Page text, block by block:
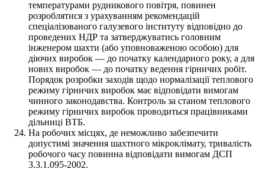
температурами рудникового повітря, повинен
розроблятися з урахуванням рекомендацій
спеціалізованого галузевого інституту відповідно до
проведених НДР та затверджуватись головним
інженером шахти (або уповноваженою особою) для
діючих виробок — до початку календарного року, а для
нових виробок — до початку ведення гірничих робіт.
Порядок розробки заходів щодо нормалізації теплового
режиму гірничих виробок має відповідати вимогам
чинного законодавства. Контроль за станом теплового
режиму гірничих виробок проводиться працівниками
дільниці ВТБ.
На робочих місцях, де неможливо забезпечити
допустимі значення шахтного мікроклімату, тривалість
робочого часу повинна відповідати вимогам ДСП
3.3.1.095-2002.